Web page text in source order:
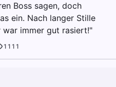
Boss sagen, doch
ein. Nach langer Stille
war immer gut rasiert!"
1111